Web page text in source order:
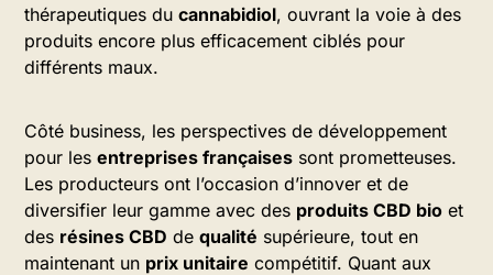
thérapeutiques du cannabidiol, ouvrant la voie à des
produits encore plus efficacement ciblés pour
différents maux.
Côté business, les perspectives de développement
pour les entreprises françaises sont prometteuses.
Les producteurs ont l’occasion d’innover et de
diversifier leur gamme avec des produits CBD bio et
des résines CBD de qualité supérieure, tout en
maintenant un prix unitaire compétitif. Quant aux